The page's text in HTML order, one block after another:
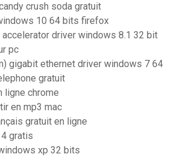
crush soda gratuit
10 64 bits firefox
accelerator driver windows 8.1 32 bit
pc
gigabit ethernet driver windows 7 64
gratuit
ligne chrome
en mp3 mac
gratuit en ligne
gratis
xp 32 bits